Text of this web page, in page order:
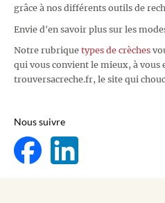
grâce à nos différents outils de
Envie d'en savoir plus sur les
Notre rubrique types de crèches
qui vous convient le mieux, à vous
trouversacreche.fr, le site qui
Nous suivre